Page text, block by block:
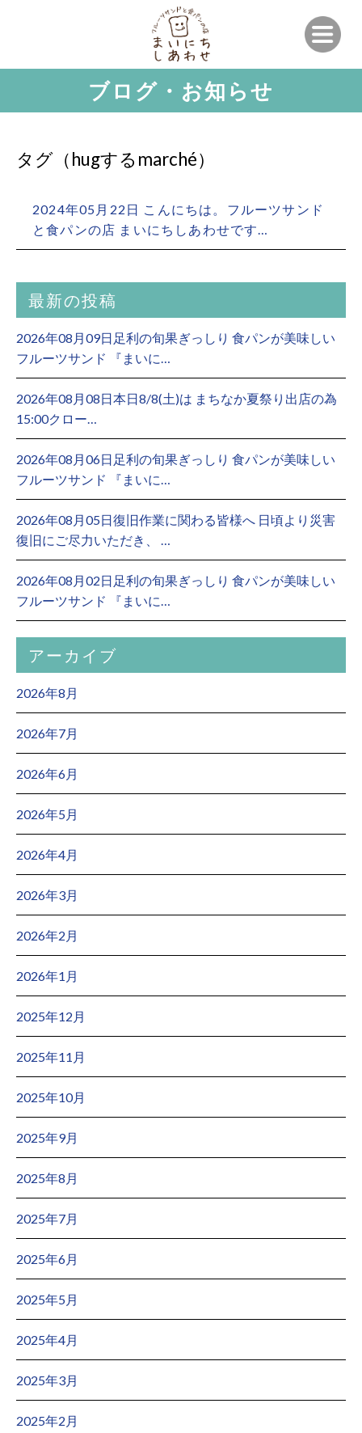
ブログ・お知らせ
タグ（hugするmarché）
2024年05月22日 こんにちは。フルーツサンド
と食パンの店 まいにちしあわせです…
最新の投稿
2026年08月09日足利の旬果ぎっしり 食パンが美味しい
フルーツサンド 『まいに…
2026年08月08日本日8/8(土)は まちなか夏祭り出店の為
15:00クロー…
2026年08月06日足利の旬果ぎっしり 食パンが美味しい
フルーツサンド 『まいに…
2026年08月05日復旧作業に関わる皆様へ 日頃より災害
復旧にご尽力いただき、 …
2026年08月02日足利の旬果ぎっしり 食パンが美味しい
フルーツサンド 『まいに…
アーカイブ
2026年8月
2026年7月
2026年6月
2026年5月
2026年4月
2026年3月
2026年2月
2026年1月
2025年12月
2025年11月
2025年10月
2025年9月
2025年8月
2025年7月
2025年6月
2025年5月
2025年4月
2025年3月
2025年2月